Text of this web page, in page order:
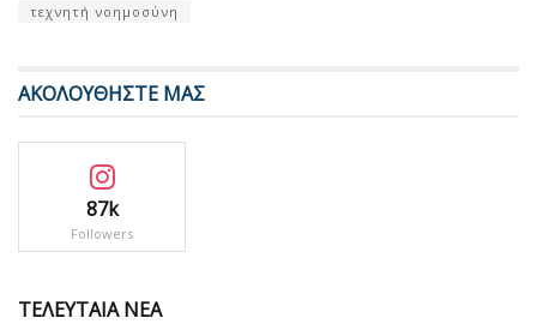
τεχνητή νοημοσύνη
ΑΚΟΛΟΥΘΗΣΤΕ ΜΑΣ
87k
Followers
ΤΕΛΕΥΤΑΙΑ ΝΕΑ